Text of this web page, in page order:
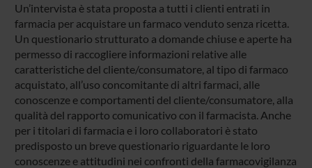
Un’intervista è stata proposta a tutti i clienti entrati in
farmacia per acquistare un farmaco venduto senza ricetta.
Un questionario strutturato a domande chiuse e aperte ha
permesso di raccogliere informazioni relative alle
caratteristiche del cliente/consumatore, al tipo di farmaco
acquistato, all’uso concomitante di altri farmaci, alle
conoscenze e comportamenti del cliente/consumatore, alla
qualità del rapporto comunicativo con il farmacista. Anche
per i titolari di farmacia e i loro collaboratori è stato
predisposto un breve questionario riguardante le loro
conoscenze e attitudini nei confronti della farmacovigilanza